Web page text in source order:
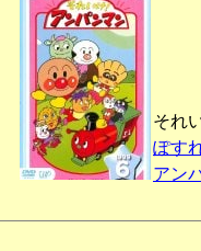
それ
ぽす
アン